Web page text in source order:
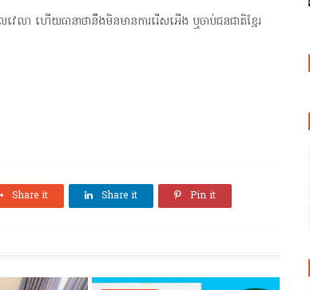
េលា ហើយធានាថានឹងមិនមានការរើសអើង ឬចាប់ជនជាតិខ្មែរ
Share it Share it Pin it